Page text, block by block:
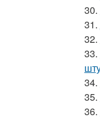
30.
31.
32.
33.
34.
35.
36.